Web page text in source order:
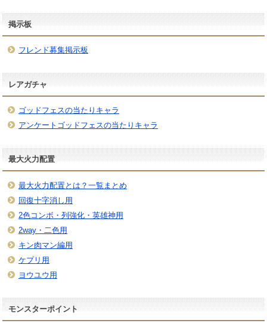
掲示板
フレンド募集掲示板
レアガチャ
ゴッドフェスの当たりキャラ
アンケートゴッドフェスの当たりキャラ
最大火力配置
最大火力配置とは？一覧まとめ
回復十字消し用
2色コンボ・列強化・英雄神用
2way・二色用
キン肉マン編用
ケプリ用
ヨウユウ用
モンスターポイント